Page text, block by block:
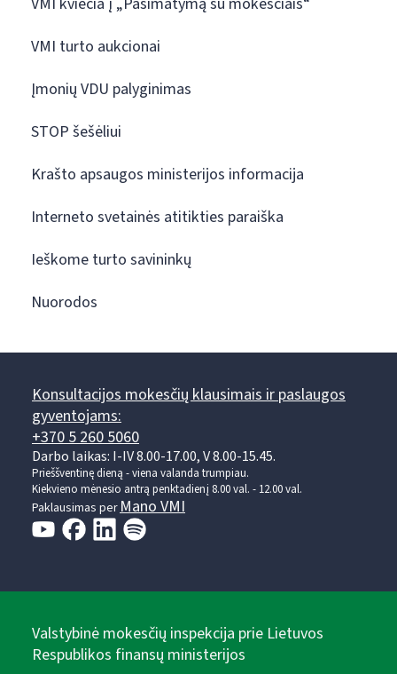
VMI turto aukcionai
Įmonių VDU palyginimas
STOP šešėliui
Krašto apsaugos ministerijos informacija
Interneto svetainės atitikties paraiška
Ieškome turto savininkų
Nuorodos
Konsultacijos mokesčių klausimais ir paslaugos
gyventojams:
+370 5 260 5060
Darbo laikas: I-IV 8.00-17.00, V 8.00-15.45.
Prieššventinę dieną - viena valanda trumpiau.
Kiekvieno mėnesio antrą penktadienį 8.00 val. - 12.00 val.
Paklausimas per Mano VMI
Valstybinė mokesčių inspekcija prie Lietuvos
Respublikos finansų ministerijos